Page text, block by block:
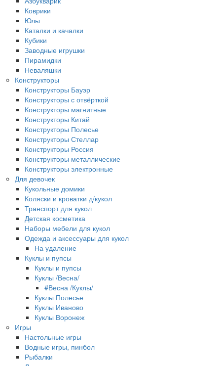
Коврики
Юлы
Каталки и качалки
Кубики
Заводные игрушки
Пирамидки
Неваляшки
Конструкторы
Конструкторы Бауэр
Конструкторы с отвёрткой
Конструкторы магнитные
Конструкторы Китай
Конструкторы Полесье
Конструкторы Стеллар
Конструкторы Россия
Конструкторы металлические
Конструкторы электронные
Для девочек
Кукольные домики
Коляски и кроватки д/кукол
Транспорт для кукол
Детская косметика
Наборы мебели для кукол
Одежда и аксессуары для кукол
На удаление
Куклы и пупсы
Куклы и пупсы
Куклы /Весна/
#Весна /Куклы/
Куклы Полесье
Куклы Иваново
Куклы Воронеж
Игры
Настольные игры
Водные игры, пинбол
Рыбалки